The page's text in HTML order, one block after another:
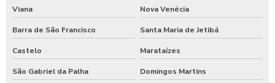
Viana Nova Venécia
Barra de São Francisco Santa Maria de Jetibá
Castelo Marataízes
São Gabriel da Palha Domingos Martins